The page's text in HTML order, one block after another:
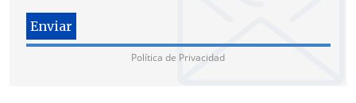
Política de Privacidad